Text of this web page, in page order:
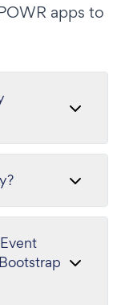
apps to